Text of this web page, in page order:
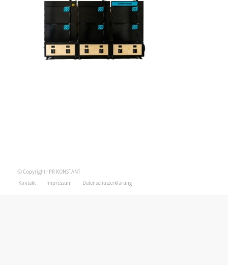
© Copyright - PR KONSTANT
Kontakt
Impressum Datenschutzerklärung